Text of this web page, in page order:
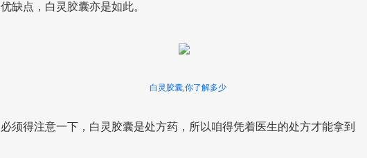
优缺点，白灵胶囊亦是如此。
白灵胶囊,你了解多少
必须得注意一下，白灵胶囊是处方药，所以咱得凭着医生的处方才能拿到